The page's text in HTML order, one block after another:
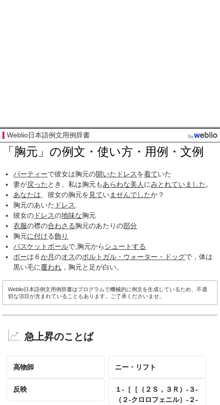
Weblio日本語例文用例辞書
「胸元」の例文・使い方・用例・文例
パーティーで彼女は胸元の開いた ドレスを着ていた
妻が戻った とき、私は胸元もあらわな美人 にみとれていました 。
あなたは 、彼女の胸元を 見ていませんでしたか？
胸元のあいた ドレス
彼女の ドレスの地味な胸元
衣服の襟の合わさる胸元のあたりの部分
胸元に付ける飾り
バスケットボールで,胸元からシュートする
ボーは６か月のオスのポルトガル・ウォーター・ドッグで，体は
黒い毛に覆われ ，胸元と足が白い。
Weblio日本語例文用例辞書はプログラムで機械的に例文を生成しているため、不適
切な項目が含まれていることもあります。ご了承くださいませ。
急上昇のことば
高物師 ニー・リフト
反映
１‐［［（２Ｓ，３Ｒ）‐３‐
（２‐クロロフェニル）‐２‐